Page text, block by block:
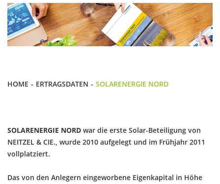
HOME ERTRAGSDATEN SOLARENERGIE NORD
SOLARENERGIE NORD war die erste Solar-Beteiligung von
NEITZEL & CIE., wurde 2010 aufgelegt und im Frühjahr 2011
vollplatziert.
Das von den Anlegern eingeworbene Eigenkapital in Höhe